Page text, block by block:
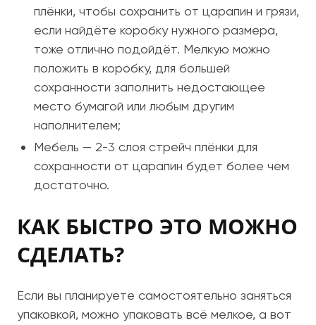
плёнки, чтобы сохранить от царапин и грязи,
если найдёте коробку нужного размера,
тоже отлично подойдёт. Мелкую можно
положить в коробку, для большей
сохранности заполнить недостающее
место бумагой или любым другим
наполнителем;
Мебель — 2-3 слоя стрейч плёнки для
сохранности от царапин будет более чем
достаточно.
КАК БЫСТРО ЭТО МОЖНО
СДЕЛАТЬ?
Если вы планируете самостоятельно заняться
упаковкой, можно упаковать всё мелкое, а вот